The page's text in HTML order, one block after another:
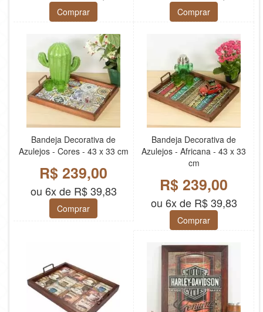
Comprar Comprar
Bandeja Decorativa de
Azulejos - Cores - 43 x 33 cm
R$ 239,00
ou 6x de R$ 39,83
Comprar
Bandeja Decorativa de
Azulejos - Africana - 43 x 33
cm
R$ 239,00
ou 6x de R$ 39,83
Comprar